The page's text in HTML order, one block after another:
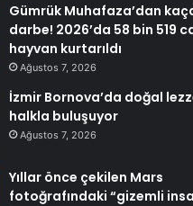
Gümrük Muhafaza’dan
darbe! 2026’da 58 bin 519
hayvan kurtarıldı
Ağustos 7, 2026
İzmir Bornova’da doğal
halkla buluşuyor
Ağustos 7, 2026
Yıllar önce çekilen Mars
fotoğrafındaki “gizemli